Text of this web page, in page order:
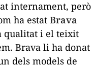
internament, però
ha estat Brava
qualitat i el teixit
Brava li ha donat
dels models de